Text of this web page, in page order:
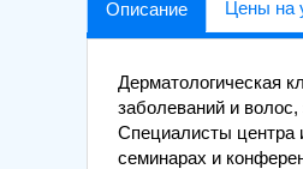
Описание Цены на
Дерматологическая
заболеваний и волос,
Специалисты центра
семинарах и